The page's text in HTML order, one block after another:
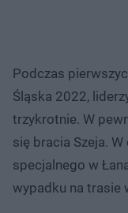
Podczas
Śląska 2022,
trzykrotnie. W
się bracia Szeja.
specjalnego w
wypadku na trasie